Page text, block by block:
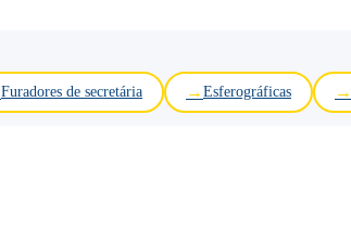
Furadores de secretária Esferográficas